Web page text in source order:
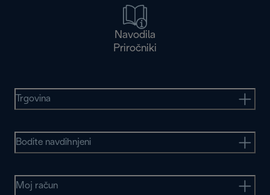
Navodila
Priročniki
Trgovina
Bodite navdihnjeni
Moj račun